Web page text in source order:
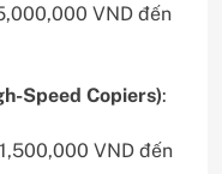
VND đến
Speed Copiers):
VND đến